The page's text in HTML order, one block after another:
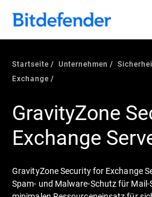
Datensouveränität in der
30. Juli. Jetzt registrieren >>
Startseite Unternehmen
Exchange
GravityZone
Exchange
GravityZone Security for Exchange
Spam- und Malware-Schutz für